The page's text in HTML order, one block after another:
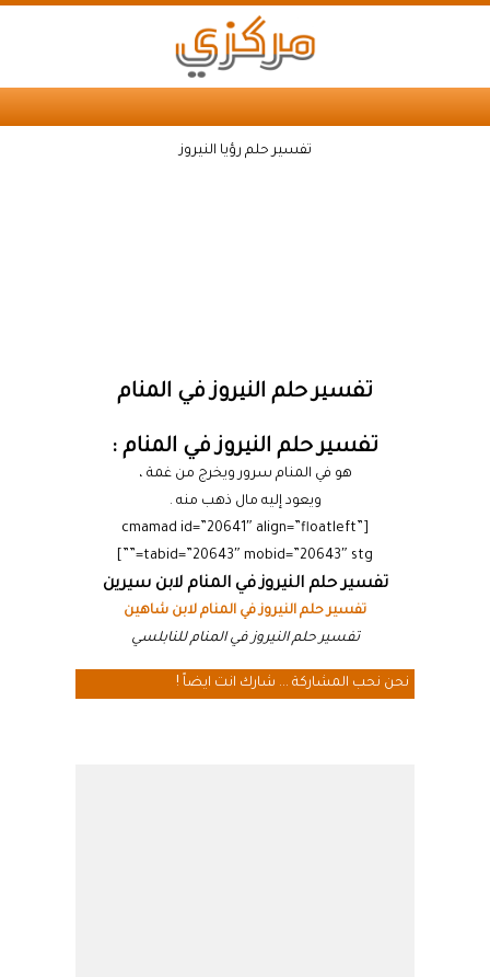
تفسير حلم رؤيا النيروز
تفسير حلم النيروز في المنام
تفسير حلم النيروز في المنام :
هو في المنام سرور ويخرج من غمة ،
ويعود إليه مال ذهب منه .
[cmamad id=”20641″ align=”floatleft”
tabid=”20643″ mobid=”20643″ stg=””]
تفسير حلم النيروز في المنام لابن سيرين
تفسير حلم النيروز في المنام لابن شاهين
تفسير حلم النيروز في المنام للنابلسي
نحن نحب المشاركة ... شارك انت ايضاً !